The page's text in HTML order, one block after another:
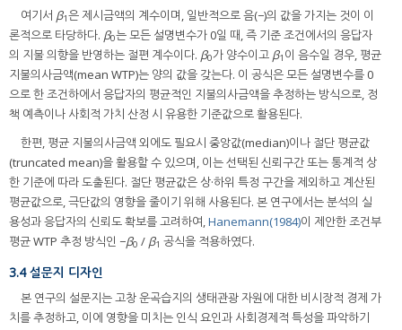
여기서 β1은 제시금액의 계수이며, 일반적으로 음(−)의 값을 가지는 것이 이
론적으로 타당하다. β0는 모든 설명변수가 0일 때, 즉 기준 조건에서의 응답자
의 지불 의향을 반영하는 절편 계수이다. β0가 양수이고 β1 이 음수일 경우, 평균
지불의사금액(mean WTP)는 양의 값을 갖는다. 이 공식은 모든 설명변수를 0
으로 한 조건하에서 응답자의 평균적인 지불의사금액을 추정하는 방식으로, 정
책 예측이나 사회적 가치 산정 시 유용한 기준값으로 활용된다.
한편, 평균 지불의사금액 외에도 필요시 중앙값(median)이나 절단 평균값
(truncated mean)을 활용할 수 있으며, 이는 선택된 신뢰구간 또는 통계적 상
한 기준에 따라 도출된다. 절단 평균값은 상·하위 특정 구간을 제외하고 계산된
평균값으로, 극단값의 영향을 줄이기 위해 사용된다. 본 연구에서는 분석의 실
용성과 응답자의 신뢰도 확보를 고려하여, Hanemann(1984)이 제안한 조건부
평균 WTP 추정 방식인 −β0 / β1 공식을 적용하였다.
3.4 설문지 디자인
본 연구의 설문지는 고창 운곡습지의 생태관광 자원에 대한 비시장적 경제 가
치를 추정하고, 이에 영향을 미치는 인식 요인과 사회경제적 특성을 파악하기